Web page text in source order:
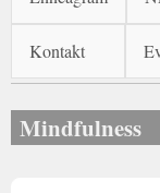
Kontakt
Mindfulness